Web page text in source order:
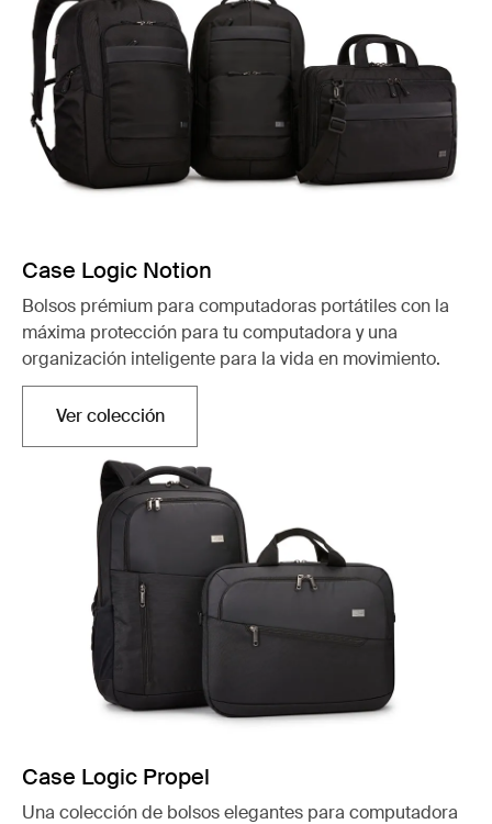
Case Logic Notion
Bolsos prémium para computadoras portátiles con la
máxima protección para tu computadora y una
organización inteligente para la vida en movimiento.
Ver colecciónSe abre en una nueva pestaña
Case Logic Propel
Una colección de bolsos elegantes para computadora